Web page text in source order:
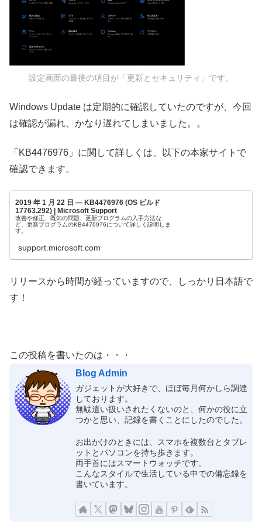
設定画面の最後の項目が「更新とセキュリティ」です。
Windows Update は定期的に確認していたのですが、今回
は確認が漏れ、かなり遅れてしまいました。。
「KB4476976」に関して詳しくは、以下の本家サイトで
確認できます。
2019 年 1 月 22 日 — KB4476976 (OS ビルド
17763.292) | Microsoft Support
改善や修正、既知の問題、更新プログラムの入手方法な
ど、更新プログラムのKB4476976について詳しく説明しま
す。
support.microsoft.com
リリースから時間が経っていますので、しっかり日本語で
す！
この投稿を書いたのは・・・
Blog Admin
ガジェットが大好きで、ほぼ毎月何かしら調達
しております。
無駄遣い扱いされたくないのと、何かの役に立
つかと思い、記録を書くことにしたのでした。
お出かけのときには、スマホを複数台とタブレ
ットとパソコンを持ち歩きます。
両手首にはスマートウォッチです。
こんなスタイルで生活している中での備忘録を
書いています。